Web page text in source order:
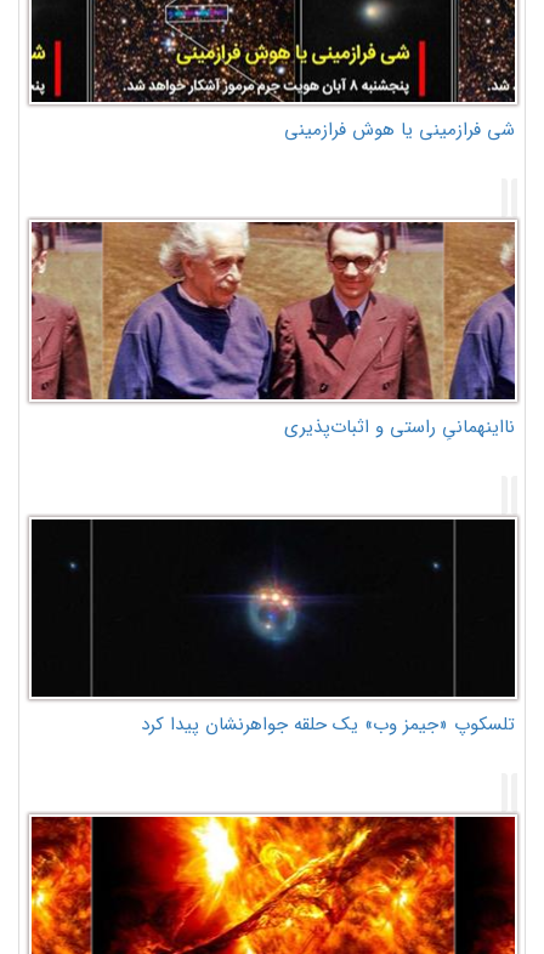
شی فرازمینی یا هوش فرازمینی
نااینهمانیِ راستی و اثبات‌پذیری
تلسکوپ «جیمز وب» یک حلقه جواهرنشان پیدا کرد